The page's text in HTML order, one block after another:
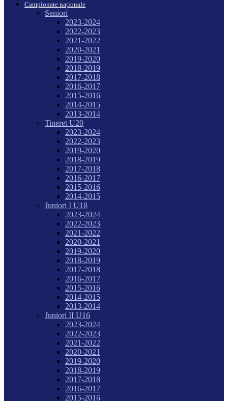
Campionate naționale
Seniori
2023-2024
2022-2023
2021-2022
2020-2021
2019-2020
2018-2019
2017-2018
2016-2017
2015-2016
2014-2015
2013-2014
Tineret U20
2023-2024
2022-2023
2019-2020
2018-2019
2017-2018
2016-2017
2015-2016
2014-2015
Juniori I U18
2023-2024
2022-2023
2021-2022
2020-2021
2019-2020
2018-2019
2017-2018
2016-2017
2015-2016
2014-2015
2013-2014
Juniori II U16
2023-2024
2022-2023
2021-2022
2020-2021
2019-2020
2018-2019
2017-2018
2016-2017
2015-2016